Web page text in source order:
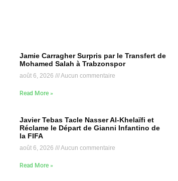
Jamie Carragher Surpris par le Transfert de
Mohamed Salah à Trabzonspor
août 6, 2026 Aucun commentaire
Read More »
Javier Tebas Tacle Nasser Al-Khelaïfi et
Réclame le Départ de Gianni Infantino de
la FIFA
août 6, 2026 Aucun commentaire
Read More »